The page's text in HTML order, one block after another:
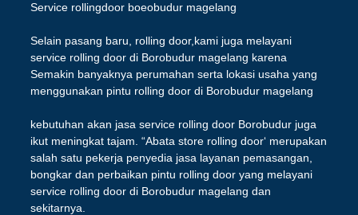
Service rollingdoor boeobudur magelang
Selain pasang baru, rolling door,kami juga melayani
service rolling door di Borobudur magelang karena
Semakin banyaknya perumahan serta lokasi usaha yang
menggunakan pintu rolling door di Borobudur magelang
kebutuhan akan jasa service rolling door Borobudur juga
ikut meningkat tajam. “Abata store rolling door‘ merupakan
salah satu pekerja penyedia jasa layanan pemasangan,
bongkar dan perbaikan pintu rolling door yang melayani
service rolling door di Borobudur magelang dan
sekitarnya.